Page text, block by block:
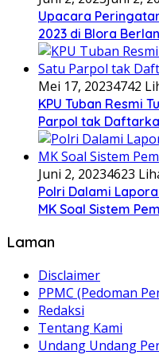
Upacara
2023 di Blora
Mei 17, 20234742
KPU Tuban Resmi
Parpol tak
Juni 2, 20234623
Polri Dalami
MK Soal Sistem
Laman
Disclaimer
PPMC (Pedoman
Redaksi
Tentang Kami
Undang Undang